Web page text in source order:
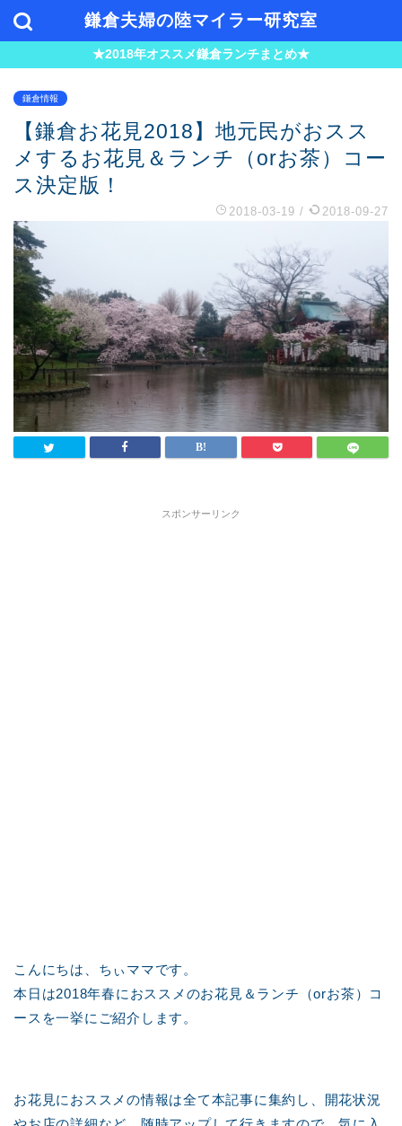
鎌倉夫婦の陸マイラー研究室
★2018年オススメ鎌倉ランチまとめ★
鎌倉情報
【鎌倉お花見2018】地元民がおスス
メするお花見＆ランチ（orお茶）コー
ス決定版！
2018-03-19 / 2018-09-27
スポンサーリンク
こんにちは、ちぃママです。
本日は2018年春におススメのお花見＆ランチ（orお茶）コ
ースを一挙にご紹介します。
お花見におススメの情報は全て本記事に集約し、開花状況